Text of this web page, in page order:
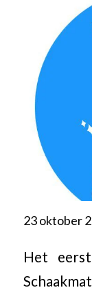
23 oktober
Het